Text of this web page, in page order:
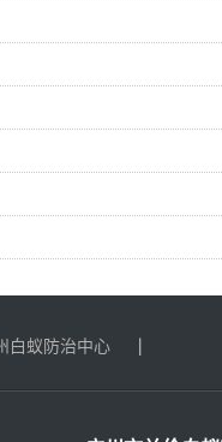
白蚁防治中心